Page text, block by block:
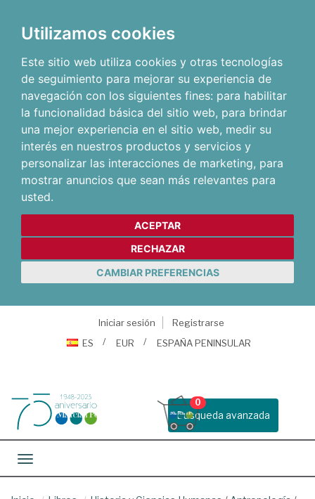
Utilizamos cookies
Este sitio web utiliza cookies y otras tecnologías
de seguimiento para mejorar su experiencia de
navegación con los siguientes fines: para habilitar
la funcionalidad básica del sitio web, para brindar
una mejor experiencia en el sitio web, medir su
interés en nuestros productos y servicios y
personalizar las interacciones de marketing, para
mostrar anuncios que sean más relevantes para
usted.
ACEPTAR
RECHAZAR
CAMBIAR PREFERENCIAS
Iniciar sesión
Registrarse
ES
EUR ESPAÑA PENINSULAR
Busqueda avanzada
0
Toggle navigation